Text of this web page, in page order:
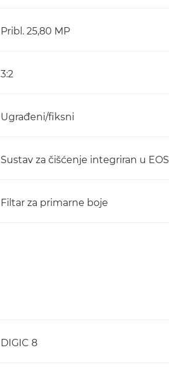
Pribl. 25,80 MP
3:2
Ugrađeni/fiksni
Sustav za čišćenje integriran u EOS
Filtar za primarne boje
DIGIC 8